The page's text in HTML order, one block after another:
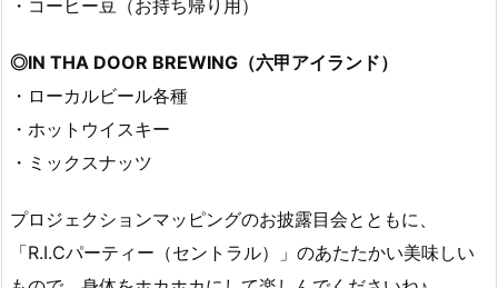
・コーヒー豆（お持ち帰り用）
◎IN THA DOOR BREWING（六甲アイランド）
・ローカルビール各種
・ホットウイスキー
・ミックスナッツ
プロジェクションマッピングのお披露目会とともに、
「R.I.Cパーティー（セントラル）」のあたたかい美味しい